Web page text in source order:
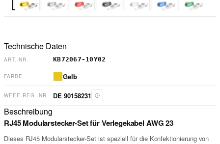
Technische Daten
ART.-NR. KB72067-10Y02
FARBE Gelb
WEEE-REG.-NR. DE 90158231
Beschreibung
RJ45 Modularstecker-Set für Verlegekabel AWG 23
Dieses RJ45 Modularstecker-Set ist speziell für die Konfektionierung von